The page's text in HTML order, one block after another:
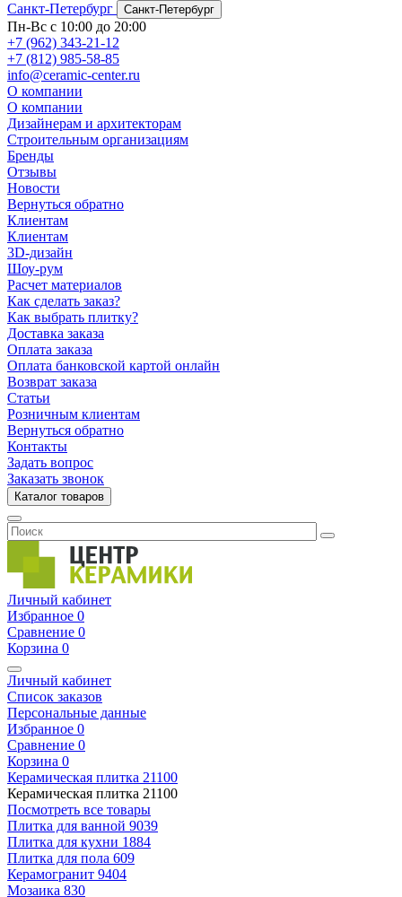
Санкт-Петербург
Санкт-Петербург
Пн-Вс с 10:00 до 20:00
+7 (962) 343-21-12
+7 (812) 985-58-85
info@ceramic-center.ru
О компании
О компании
Дизайнерам и архитекторам
Строительным организациям
Бренды
Отзывы
Новости
Вернуться обратно
Клиентам
Клиентам
3D-дизайн
Шоу-рум
Расчет материалов
Как сделать заказ?
Как выбрать плитку?
Доставка заказа
Оплата заказа
Оплата банковской картой онлайн
Возврат заказа
Статьи
Розничным клиентам
Вернуться обратно
Контакты
Задать вопрос
Заказать звонок
Каталог товаров
Личный кабинет
Избранное 0
Сравнение 0
Корзина 0
Личный кабинет
Список заказов
Персональные данные
Избранное 0
Сравнение 0
Корзина 0
Керамическая плитка 21100
Керамическая плитка 21100
Посмотреть все товары
Плитка для ванной 9039
Плитка для кухни 1884
Плитка для пола 609
Керамогранит 9404
Мозаика 830